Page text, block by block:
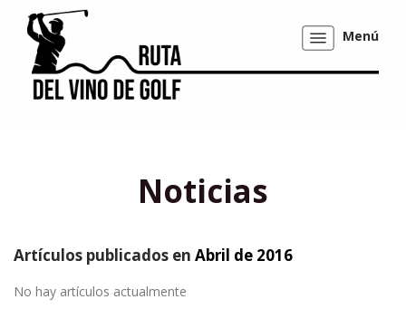
Mostrar/ocultar
navegación
Menú
Noticias
Artículos publicados en Abril de 2016
No hay artículos actualmente